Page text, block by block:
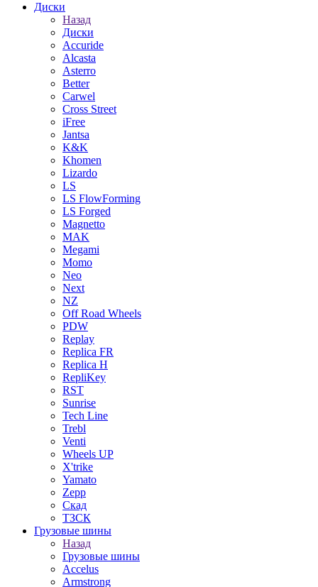
Диски
Назад
Диски
Accuride
Alcasta
Asterro
Better
Carwel
Cross Street
iFree
Jantsa
K&K
Khomen
Lizardo
LS
LS FlowForming
LS Forged
Magnetto
MAK
Megami
Momo
Neo
Next
NZ
Off Road Wheels
PDW
Replay
Replica FR
Replica H
RepliKey
RST
Sunrise
Tech Line
Trebl
Venti
Wheels UP
X'trike
Yamato
Zepp
Скад
ТЗСК
Грузовые шины
Назад
Грузовые шины
Accelus
Armstrong